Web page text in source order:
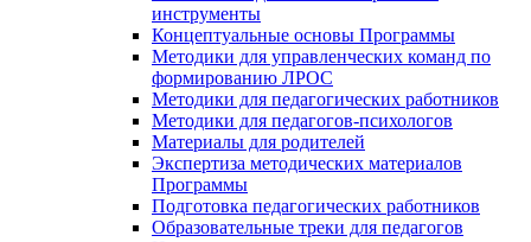
инструменты
Концептуальные основы Программы
Методики для управленческих команд по
формированию ЛРОС
Методики для педагогических работников
Методики для педагогов-психологов
Материалы для родителей
Экспертиза методических материалов
Программы
Подготовка педагогических работников
Образовательные треки для педагогов